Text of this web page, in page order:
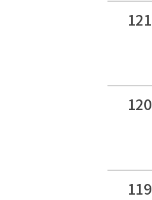
121
120
119